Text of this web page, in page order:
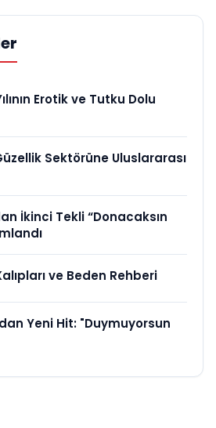
Erotik ve Tutku Dolu
Sektörüne Uluslararası
İkinci Tekli “Donacaksın
ve Beden Rehberi
Yeni Hit: "Duymuyorsun